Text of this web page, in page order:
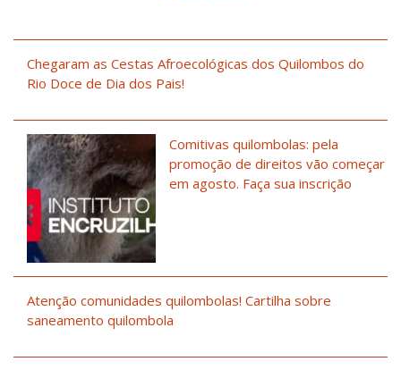
Chegaram as Cestas Afroecológicas dos Quilombos do
Rio Doce de Dia dos Pais!
Comitivas quilombolas: pela
promoção de direitos vão começar
em agosto. Faça sua inscrição
Atenção comunidades quilombolas! Cartilha sobre
saneamento quilombola